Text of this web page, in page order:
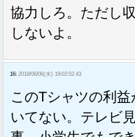
協力しろ。ただし
しないよ。
16: 2018/06/06(水) 19:02:52.43
このTシャツの利
いてない。テレビ